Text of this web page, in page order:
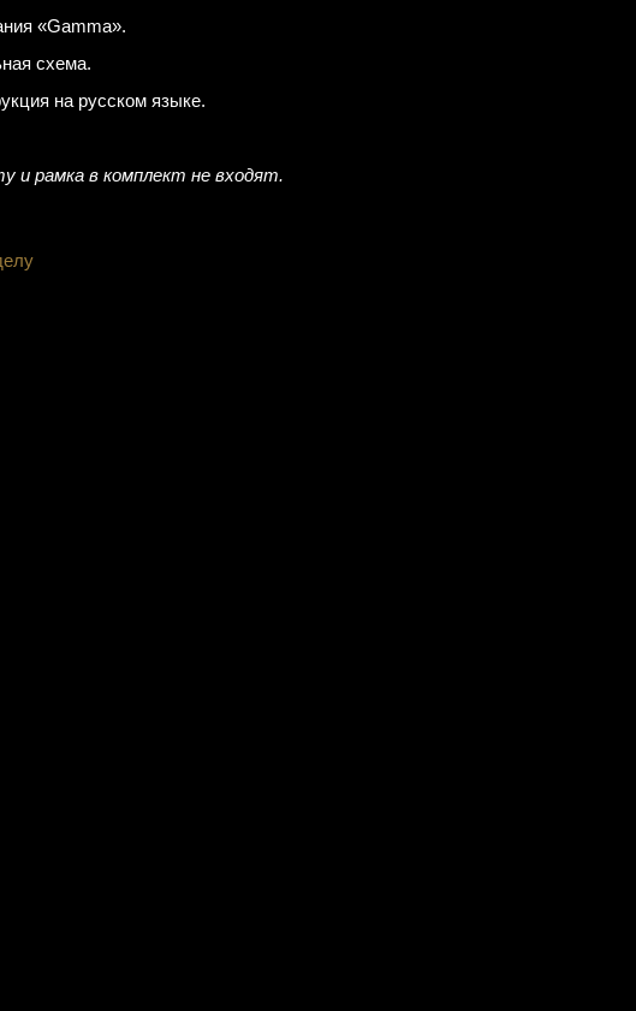
«Gamma».
схема.
на русском языке.
и рамка в комплект не входят.